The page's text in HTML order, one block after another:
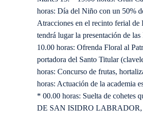
horas: Día del Niño con un 50%
Atracciones en el recinto ferial de
tendrá lugar la presentación de
10.00 horas: Ofrenda Floral al
portadora del Santo Titular
horas: Concurso de frutas,
horas: Actuación de la academia
* 00.00 horas: Suelta de cohetes
DE SAN ISIDRO